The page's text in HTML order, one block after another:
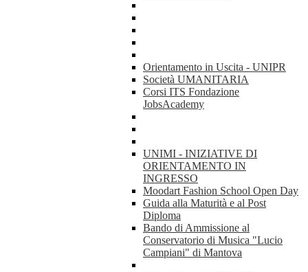
Orientamento in Uscita - UNIPR
Società UMANITARIA
Corsi ITS Fondazione
JobsAcademy
UNIMI - INIZIATIVE DI
ORIENTAMENTO IN
INGRESSO
Moodart Fashion School Open Day
Guida alla Maturità e al Post
Diploma
Bando di Ammissione al
Conservatorio di Musica "Lucio
Campiani" di Mantova